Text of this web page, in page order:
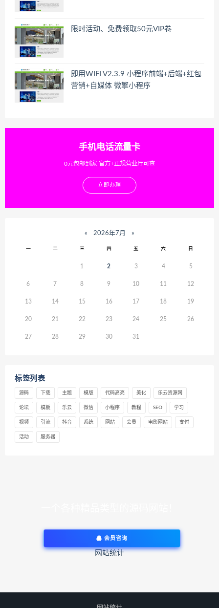
限时活动、免费领取50元VIP卷
即用WIFI V2.3.9 小程序前端+后端+红包
营销+自媒体 微擎小程序
手机电话流量卡
0元包邮到家-官方+正规营业厅可查
立即办理
« 2026年7月 »
一 二 三 四 五 六 日
1 2 3 4 5
6 7 8 9 10 11 12
13 14 15 16 17 18 19
20 21 22 23 24 25 26
27 28 29 30 31
标签列表
源码 下载 主题 模版 代码高亮 美化 乐云资源网
论坛 模板 乐云 微信 小程序 教程 SEO 学习
视频 引流 抖音 系统 网站 会员 电影网站 支付
活动 服务器
会员咨询
网站统计